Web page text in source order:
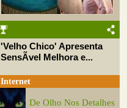
'Velho Chico' Apresenta
SensÃ­vel Melhora e...
Internet
De Olho Nos Detalhes